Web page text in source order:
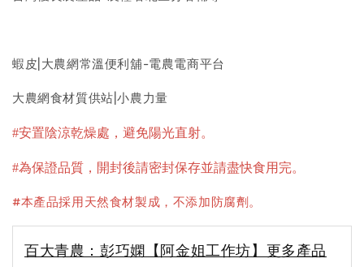
蝦皮|大農網常溫便利舖-電農電商平台
大農網食材質供站|小農力量
#安置陰涼乾燥處，避免陽光直射。
#為保證品質，開封後請密封保存並請盡快食用完。
#本產品採用天然食材製成，不添加防腐劑。
百大青農：彭巧嫻【阿金姐工作坊】更多產品